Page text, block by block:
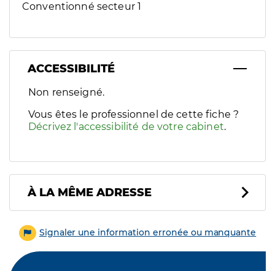
Conventionné secteur 1
ACCESSIBILITÉ
Filtres
Sélectionnez un ou plusieurs handicaps/besoins
Non renseigné.
Vous êtes le professionnel de cette fiche ?
Décrivez l'accessibilité de votre cabinet.
À LA MÊME ADRESSE
Signaler une information erronée ou manquante